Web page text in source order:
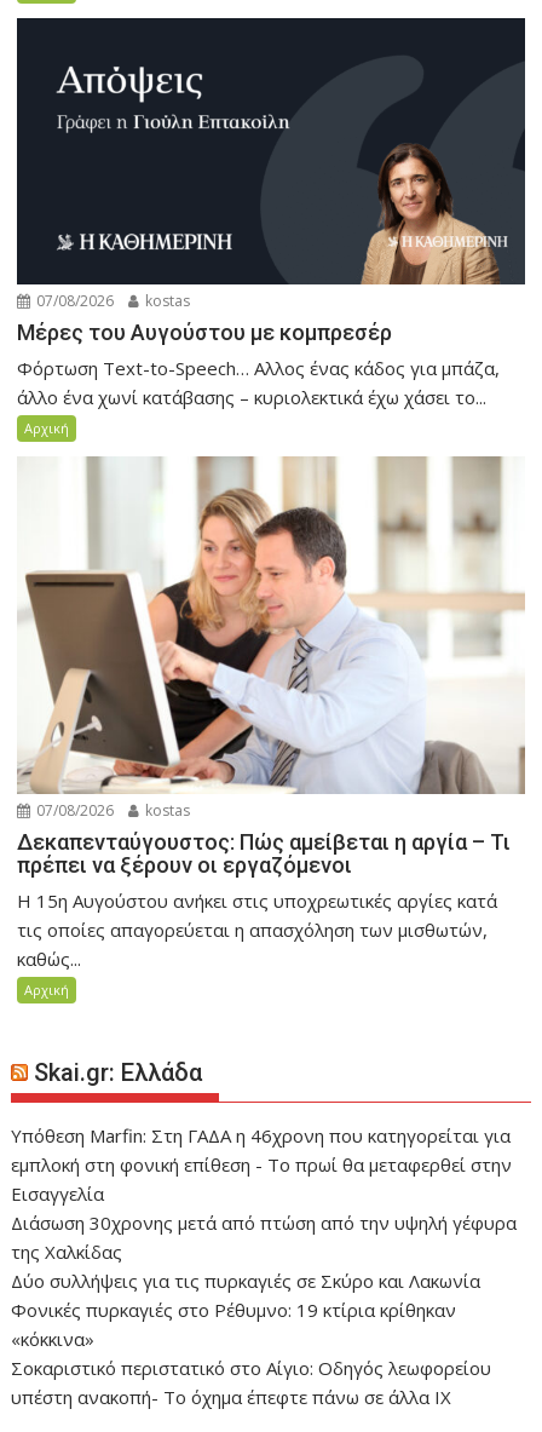
07/08/2026 kostas
Μέρες του Αυγούστου με κομπρεσέρ
Φόρτωση Text-to-Speech… Αλλος ένας κάδος για μπάζα,
άλλο ένα χωνί κατάβασης – κυριολεκτικά έχω χάσει το...
Αρχική
07/08/2026 kostas
Δεκαπενταύγουστος: Πώς αμείβεται η αργία – Τι
πρέπει να ξέρουν οι εργαζόμενοι
Η 15η Αυγούστου ανήκει στις υποχρεωτικές αργίες κατά
τις οποίες απαγορεύεται η απασχόληση των μισθωτών,
καθώς...
Αρχική
Skai.gr: Ελλάδα
Υπόθεση Marfin: Στη ΓΑΔΑ η 46χρονη που κατηγορείται για
εμπλοκή στη φονική επίθεση - Το πρωί θα μεταφερθεί στην
Εισαγγελία
Διάσωση 30χρονης μετά από πτώση από την υψηλή γέφυρα
της Χαλκίδας
Δύο συλλήψεις για τις πυρκαγιές σε Σκύρο και Λακωνία
Φονικές πυρκαγιές στο Ρέθυμνο: 19 κτίρια κρίθηκαν
«κόκκινα»
Σοκαριστικό περιστατικό στο Αίγιο: Οδηγός λεωφορείου
υπέστη ανακοπή- Tο όχημα έπεφτε πάνω σε άλλα ΙΧ